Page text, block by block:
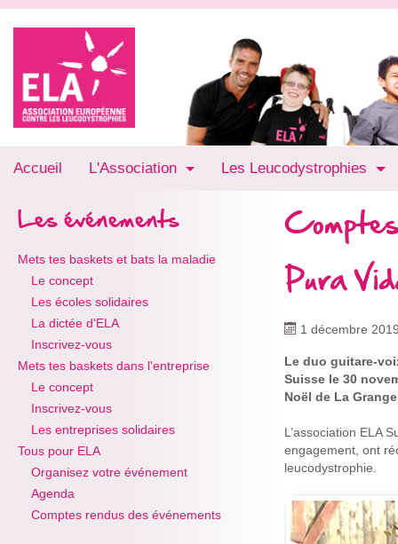
Accueil L'Association Les Leucodystrophies
Les événements
Mets tes baskets et bats la maladie
Le concept
Les écoles solidaires
La dictée d'ELA
Inscrivez-vous
Mets tes baskets dans l'entreprise
Le concept
Inscrivez-vous
Les entreprises solidaires
Tous pour ELA
Organisez votre événement
Agenda
Comptes rendus des événements
Pura
1 décembre
Le duo guitare-
Suisse le 30
Noël de La
L’association ELA
engagement, ont
leucodystrophie.